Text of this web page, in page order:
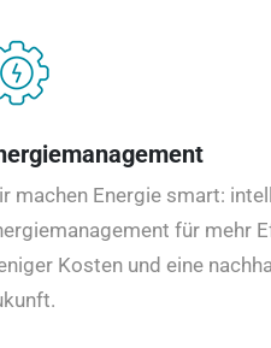
machen Energie smart:
für mehr
Kosten und eine